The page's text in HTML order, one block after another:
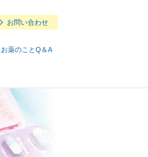
お薬のことQ＆A
お問い合わせ